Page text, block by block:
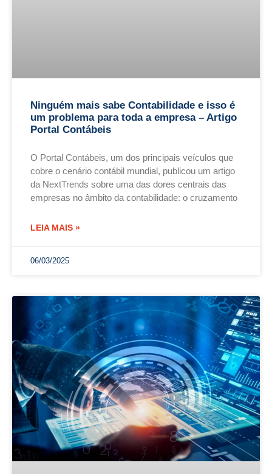
Ninguém mais sabe Contabilidade e isso é
um problema para toda a empresa – Artigo
Portal Contábeis
O Portal Contábeis, um dos principais veículos que
cobre o cenário contábil mundial, publicou um artigo
da NextTrends sobre uma das dores centrais das
empresas no âmbito da contabilidade: o cruzamento
LEIA MAIS »
06/03/2025